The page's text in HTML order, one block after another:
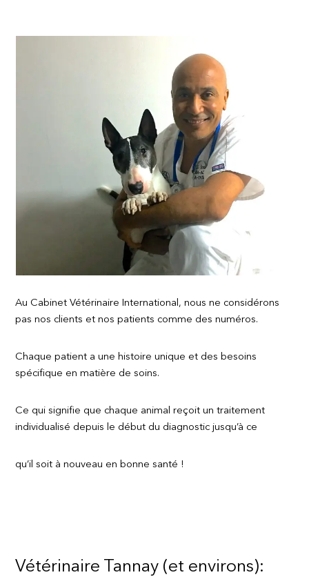
Au Cabinet Vétérinaire International, nous ne considérons
pas nos clients et nos patients comme des numéros.
Chaque patient a une histoire unique et des besoins
spécifique en matière de soins.
Ce qui signifie que chaque animal reçoit un traitement
individualisé depuis le début du diagnostic jusqu’à ce
qu’il soit à nouveau en bonne santé !
Vétérinaire Tannay (et environs):